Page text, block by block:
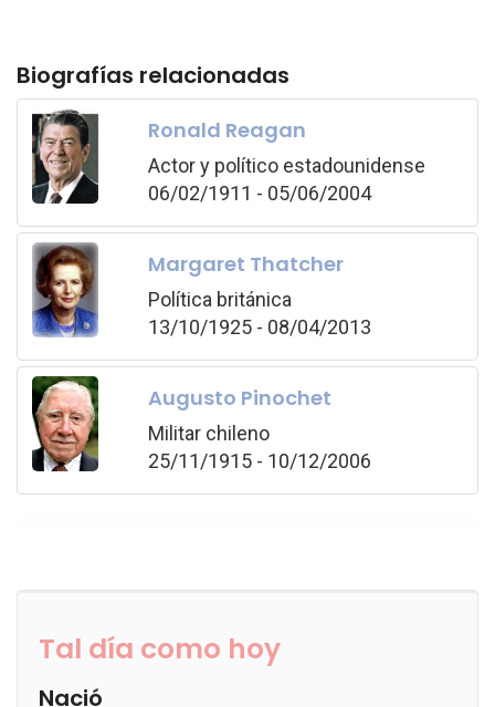
Biografías relacionadas
Ronald Reagan
Actor y político estadounidense
06/02/1911 - 05/06/2004
Margaret Thatcher
Política británica
13/10/1925 - 08/04/2013
Augusto Pinochet
Militar chileno
25/11/1915 - 10/12/2006
Tal día como hoy
Nació